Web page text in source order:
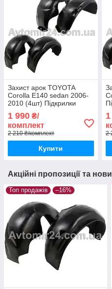
Захист арок TOYOTA
Corolla E140 sedan 2006-
2010 (4шт) Підкрилки
седан (комплект 4шт)
1 990 ₴/
комплект
2 210 ₴/комплект
Купити
2
Акційні пропозиції та
Топ продажів –16%